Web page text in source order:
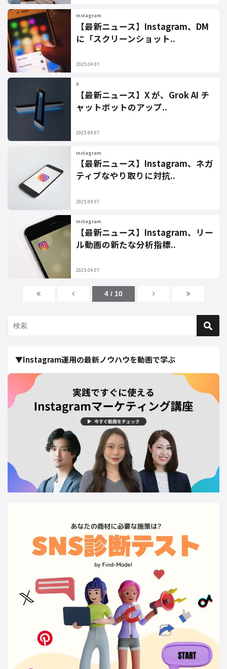
Instagram
【最新ニュース】Instagram、DM
に「スクリーンショット..
2025.04.07
X
【最新ニュース】X が、Grok AI チ
ャットボットのアップ..
2025.04.07
Instagram
【最新ニュース】Instagram、ネガ
ティブなやり取りに対抗..
2025.04.07
Instagram
【最新ニュース】Instagram、リー
ル動画の新たな分析指標..
2025.04.07
4 / 10
▼Instagram運用の最新ノウハウを動画で学ぶ